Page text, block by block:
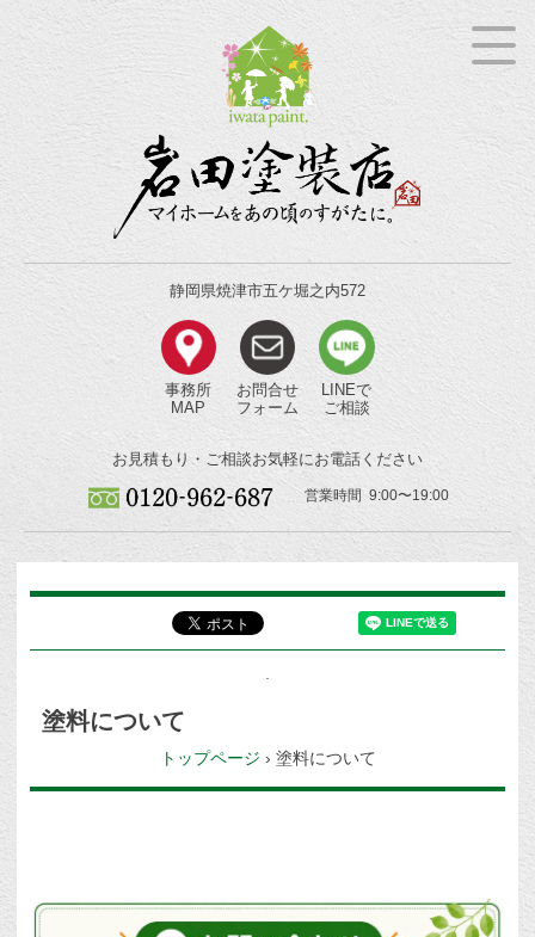
静岡県焼津市五ケ堀之内572
事務所
MAP
お問合せ
フォーム
LINEで
ご相談
お見積もり・ご相談お気軽にお電話ください
営業時間 9:00〜19:00
塗料について
トップページ › 塗料について